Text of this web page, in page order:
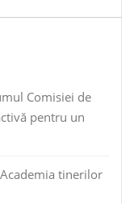
Comisiei de
pentru un
Academia tinerilor